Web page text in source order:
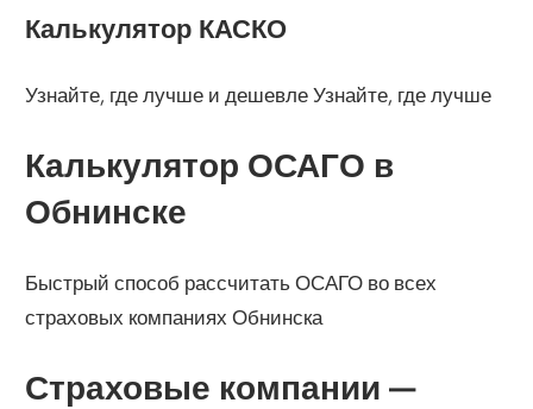
Калькулятор КАСКО
Узнайте, где лучше и дешевле Узнайте, где лучше
Калькулятор ОСАГО в
Обнинске
Быстрый способ рассчитать ОСАГО во всех
страховых компаниях Обнинска
Страховые компании —